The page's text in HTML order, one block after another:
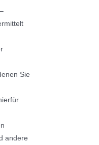
Sie
andere